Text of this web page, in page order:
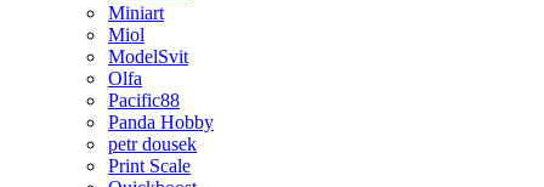
Miniart
Miol
ModelSvit
Olfa
Pacific88
Panda Hobby
petr dousek
Print Scale